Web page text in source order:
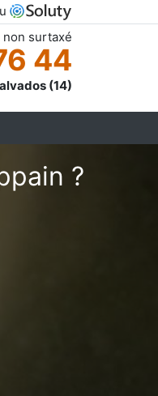
non surtaxé
44
(14)
?